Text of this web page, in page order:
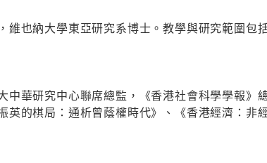
維也納大學東亞研究系博士。教學與研究範圍包
中華研究中心聯席總監，《香港社會科學學報》
英的棋局：通析曾蔭權時代》、《香港經濟：非